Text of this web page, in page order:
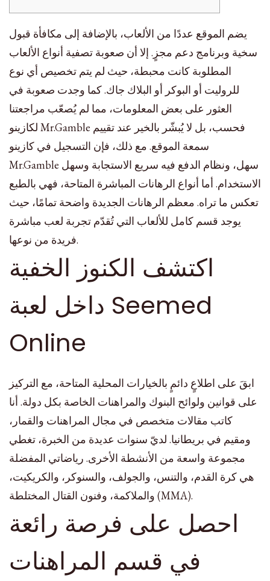
يضم الموقع عددًا من الألعاب، بالإضافة إلى مكافأة قبول
سخية وبرنامج دعم مجزٍ. إلا أن صعوبة تصفية أنواع الألعاب
المطلوبة كانت محبطة، حيث لم يتم تخصيص أي نوع
للروليت أو البوكر أو البلاك جاك. كما وجدت صعوبة في
العثور على بعض المعلومات، مما لم يُصعّب مراجعتنا
لكازينو Mr.Gamble فحسب، بل لا يُبشّر بالخير عند تقييم
سمعة الموقع. مع ذلك، فإن التسجيل في كازينو
Mr.Gamble سهل، ونظام الدفع فيه سريع الاستجابة وسهل
الاستخدام. أما أنواع الرهانات المباشرة المتاحة، فهي بالطبع
تعكس ما تراه. معظم الرهانات الجديدة واضحة تمامًا، حيث
يوجد قسم كامل للألعاب التي تُقدّم تجربة لعب مباشرة
فريدة من نوعها.
اكتشف الكنوز الخفية
داخل لعبة Seemed
Online
ابقَ على اطلاعٍ دائمٍ بالخيارات المحلية المتاحة، مع التركيز
على قوانين ولوائح البنوك والمراهنات الخاصة بكل دولة. أنا
كاتب مقالات متخصص في مجال المراهنات والقمار،
ومقيم في بريطانيا. لديّ سنوات عديدة من الخبرة، تغطي
مجموعة واسعة من الأنشطة الأخرى. رياضاتي المفضلة
هي كرة القدم، والتنس، والجولف، والسنوكر، والكريكيت،
والملاكمة، وفنون القتال المختلطة (MMA).
احصل على فرصة رائعة
في قسم المراهنات